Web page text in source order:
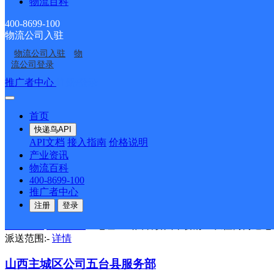
400-8699-100
物流公司入驻
物流公司入驻
物
流公司登录
推广者中心
首页
快递鸟API
API文档 接入指南 价格说明
产业资讯
物流百科
400-8699-100
推广者中心
注册 登录
韵达速递 更多号码
派送范围:神池县：县城内；龙泉镇 ；府东街；府西街；北城
山西主城区公司五寨县服务部二道河寄存点
韵达速递
派送范围:-
山西忻州公司开发区便民服务站分部
韵达速递 更多号码
派送范围:-详情
山西忻州公司城西便民服务站分部
派送范围:- 详情
山西主城区公司五台县服务部